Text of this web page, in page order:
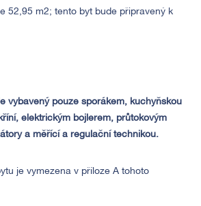
52,95 m2; tento byt bude připravený k
vybavený pouze sporákem, kuchyňskou
elektrickým bojlerem, průtokovým
a měřící a regulační technikou.
je vymezena v příloze A tohoto